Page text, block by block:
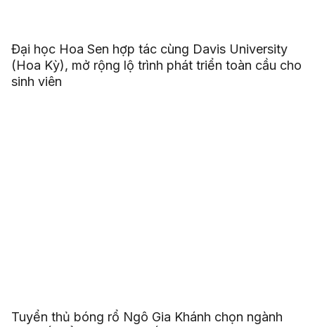
Đại học Hoa Sen hợp tác cùng Davis University
(Hoa Kỳ), mở rộng lộ trình phát triển toàn cầu cho
sinh viên
Tuyển thủ bóng rổ Ngô Gia Khánh chọn ngành